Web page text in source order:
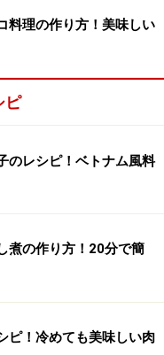
材料を入れ、よく混
料理の作り方！美味しい
ピ
のレシピ！ベトナム風料
煮の作り方！20分で簡
ピ！冷めても美味しい肉